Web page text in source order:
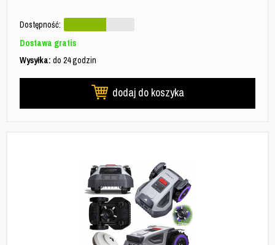
Dostępność:
Dostawa gratis
Wysyłka: do 24 godzin
dodaj do koszyka